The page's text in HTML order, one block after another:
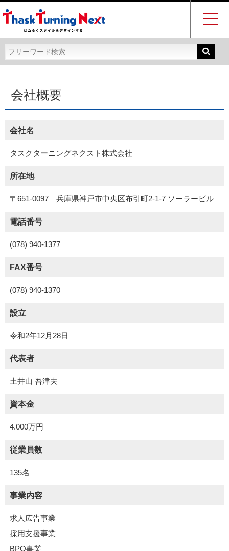
会社概要
会社名
タスクターニングネクスト株式会社
所在地
〒651-0097 兵庫県神戸市中央区布引町2-1-7 ソーラービル
電話番号
(078) 940-1377
FAX番号
(078) 940-1370
設立
令和2年12月28日
代表者
土井山 吾津夫
資本金
4.000万円
従業員数
135名
事業内容
求人広告事業
採用支援事業
BPO事業